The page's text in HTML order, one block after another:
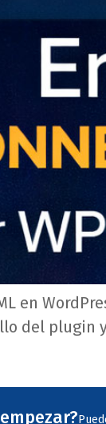
en
del